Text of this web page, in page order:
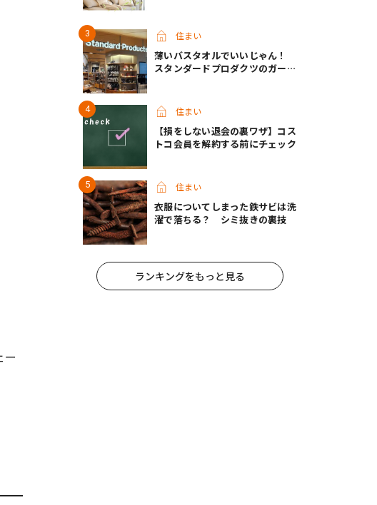
ー
住まい
薄いバスタオルでいいじゃん！
スタンダードプロダクツのガーゼ
住まい
【損をしない退会の裏ワザ】コス
トコ会員を解約する前にチェック
住まい
衣服についてしまった鉄サビは洗
濯で落ちる？ シミ抜きの裏技
ランキングをもっと見る